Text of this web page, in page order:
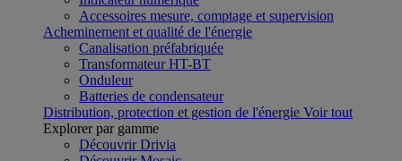
Accessoires mesure, comptage et supervision
Acheminement et qualité de l'énergie
Canalisation préfabriquée
Transformateur HT-BT
Onduleur
Batteries de condensateur
Distribution, protection et gestion de l'énergie Voir tout
Explorer par gamme
Découvrir Drivia